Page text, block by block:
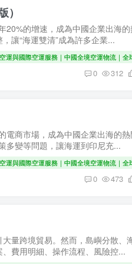
20%的增速，成為中國企業出海
讓“海運雙清”成為許多企業...
運與國際空運服務｜中國全境空運物流｜全
0 312
電商市場，成為中國企業出海的熱
多變等問題，讓海運到印尼充...
運與國際空運服務｜中國全境空運物流｜全
0 473
量跨境貿易。然而，島嶼分散、
費用明細、操作流程、風險控...